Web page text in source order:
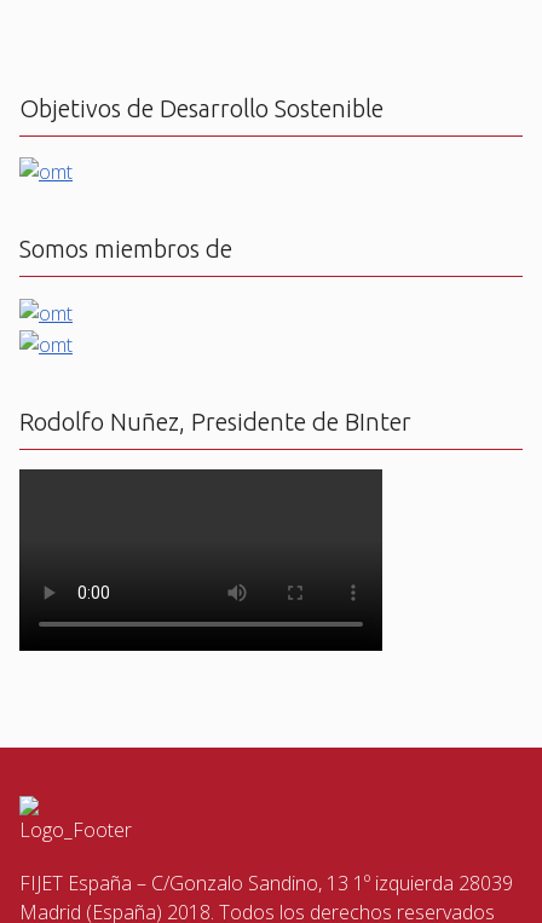
Objetivos de Desarrollo Sostenible
Somos miembros de
Rodolfo Nuñez, Presidente de BInter
FIJET España – C/Gonzalo Sandino, 13 1º izquierda 28039
Madrid (España) 2018. Todos los derechos reservados